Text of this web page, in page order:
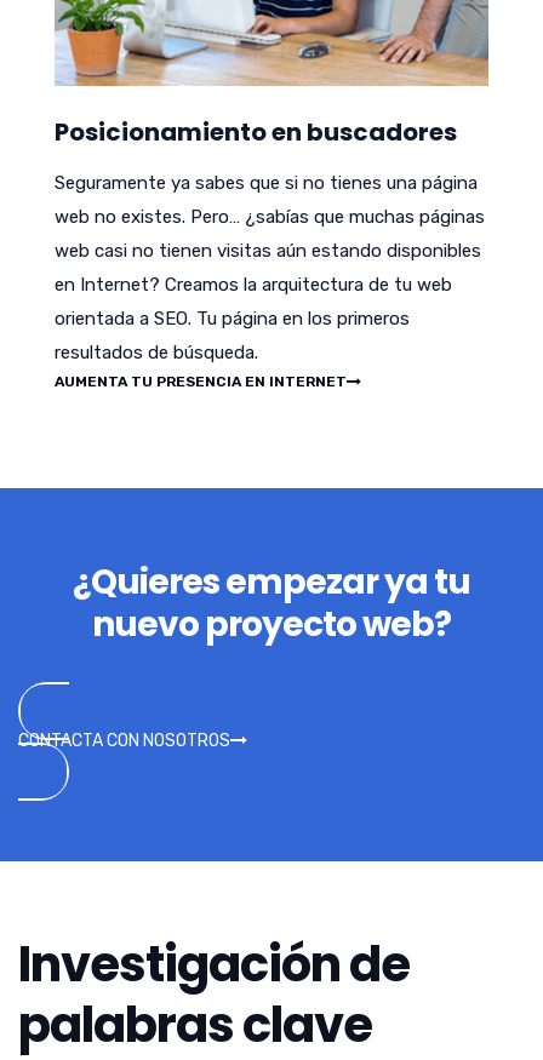
Posicionamiento en buscadores
Seguramente ya sabes que si no tienes una página
web no existes. Pero… ¿sabías que muchas páginas
web casi no tienen visitas aún estando disponibles
en Internet? Creamos la arquitectura de tu web
orientada a SEO. Tu página en los primeros
resultados de búsqueda.
AUMENTA TU PRESENCIA EN INTERNET
¿Quieres empezar ya tu
nuevo proyecto web?
CONTACTA CON NOSOTROS
Investigación de
palabras clave